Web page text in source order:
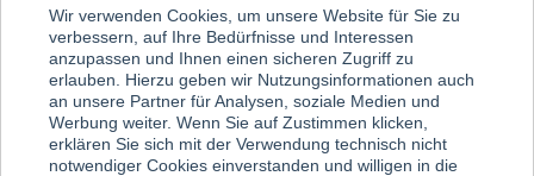
Rund um die Kreuzfahrt
Vor der Reise
Reise, Ausflug & An Bord
Wir verwenden Cookies, um unsere Website für Sie zu
verbessern, auf Ihre Bedürfnisse und Interessen
anzupassen und Ihnen einen sicheren Zugriff zu
erlauben. Hierzu geben wir Nutzungsinformationen auch
an unsere Partner für Analysen, soziale Medien und
Werbung weiter. Wenn Sie auf Zustimmen klicken,
erklären Sie sich mit der Verwendung technisch nicht
notwendiger Cookies einverstanden und willigen in die